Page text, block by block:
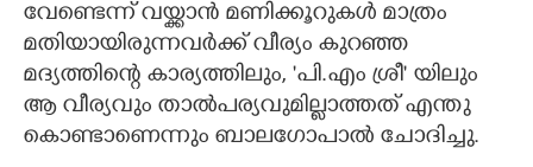
വേണ്ടെന്ന് വയ്ക്കാൻ മണിക്കൂറുകൾ മാത്രം
മതിയായിരുന്നവർക്ക് വീര്യം കുറഞ്ഞ
മദ്യത്തിന്റെ കാര്യത്തിലും, 'പി.എം ശ്രീ' യിലും
ആ വീര്യവും താൽപര്യവുമില്ലാത്തത് എന്തു
കൊണ്ടാണെന്നും ബാലഗോപാൽ ചോദിച്ചു.